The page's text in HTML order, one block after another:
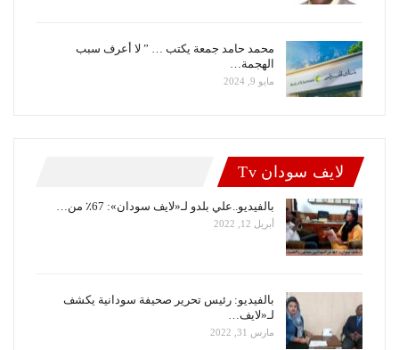
محمد حامد جمعة يكتب … ” لا أعرف سبب
الهجمة…
مايو 9, 2024
لايف سودان Tv
بالفيديو..علي بلدو لـ«لايف سودان»: 67٪ من…
أبريل 12, 2022
بالفيديو: رئيس تحرير صحيفة سودانية يكشف
لـ«لايف…
مارس 31, 2022